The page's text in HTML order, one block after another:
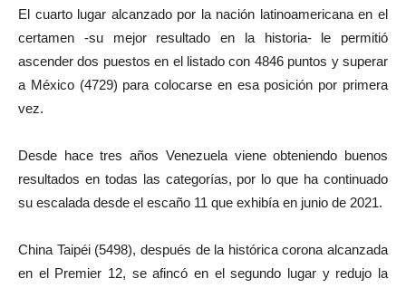
El cuarto lugar alcanzado por la nación latinoamericana en el
certamen -su mejor resultado en la historia- le permitió
ascender dos puestos en el listado con 4846 puntos y superar
a México (4729) para colocarse en esa posición por primera
vez.
Desde hace tres años Venezuela viene obteniendo buenos
resultados en todas las categorías, por lo que ha continuado
su escalada desde el escaño 11 que exhibía en junio de 2021.
China Taipéi (5498), después de la histórica corona alcanzada
en el Premier 12, se afincó en el segundo lugar y redujo la